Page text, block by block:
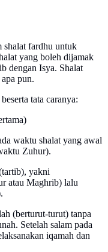
shalat fardhu untuk
yang boleh dijamak
dengan Isya. Shalat
pun.
tata caranya:
waktu shalat yang awal
Zuhur).
yakni
atau Maghrib) lalu
(berturut-turut) tanpa
Setelah salam pada
iqamah dan